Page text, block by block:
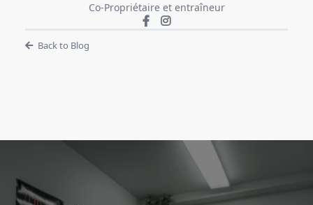
Co-Propriétaire et entraîneur
Back to Blog